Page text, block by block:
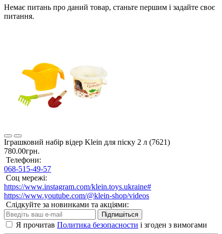
Немає питань про даний товар, станьте першим і задайте своє
питання.
Іграшковий набір відер Klein для піску 2 л (7621)
780.00грн.
Телефони:
068-515-49-57
Соц мережі:
https://www.instagram.com/klein.toys.ukraine#
https://www.youtube.com/@klein-shop/videos
Слідкуйте за новинками та акціями:
Підпишіться
Я прочитав Политика безопасности і згоден з вимогами